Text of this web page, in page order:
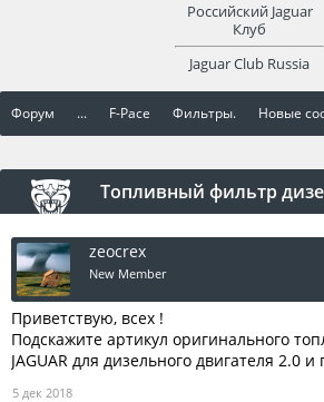
Форум ... F-Pace Фильтры. Новые
Топливный фильтр
zeocrex
New Member
Приветствую, всех !
Подскажите артикул оригинального
JAGUAR для дизельного двигателя 2.0
5 дек 2018
Российский Jaguar
Клуб
Jaguar Club Russia